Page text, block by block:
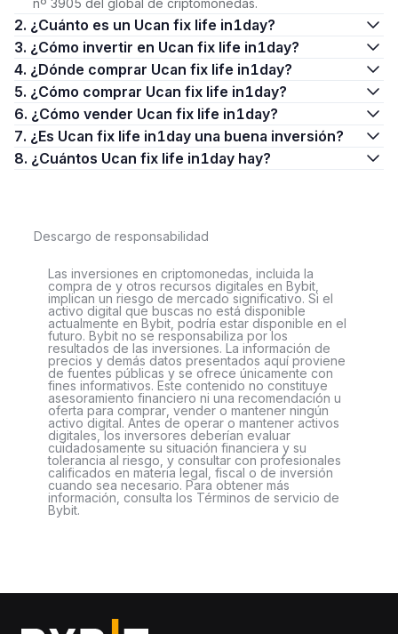
nº 3905 del global de criptomonedas.
2. ¿Cuánto es un Ucan fix life in1day?
3. ¿Cómo invertir en Ucan fix life in1day?
4. ¿Dónde comprar Ucan fix life in1day?
5. ¿Cómo comprar Ucan fix life in1day?
6. ¿Cómo vender Ucan fix life in1day?
7. ¿Es Ucan fix life in1day una buena inversión?
8. ¿Cuántos Ucan fix life in1day hay?
Descargo de responsabilidad
Las inversiones en criptomonedas, incluida la
compra de y otros recursos digitales en Bybit,
implican un riesgo de mercado significativo. Si el
activo digital que buscas no está disponible
actualmente en Bybit, podría estar disponible en el
futuro. Bybit no se responsabiliza por los
resultados de las inversiones. La información de
precios y demás datos presentados aquí proviene
de fuentes públicas y se ofrece únicamente con
fines informativos. Este contenido no constituye
asesoramiento financiero ni una recomendación u
oferta para comprar, vender o mantener ningún
activo digital. Antes de operar o mantener activos
digitales, los inversores deberían evaluar
cuidadosamente su situación financiera y su
tolerancia al riesgo, y consultar con profesionales
calificados en materia legal, fiscal o de inversión
cuando sea necesario. Para obtener más
información, consulta los Términos de servicio de
Bybit.